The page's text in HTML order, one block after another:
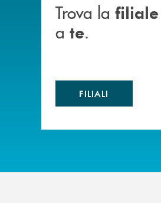
Trova la filiale
a te.
FILIALI